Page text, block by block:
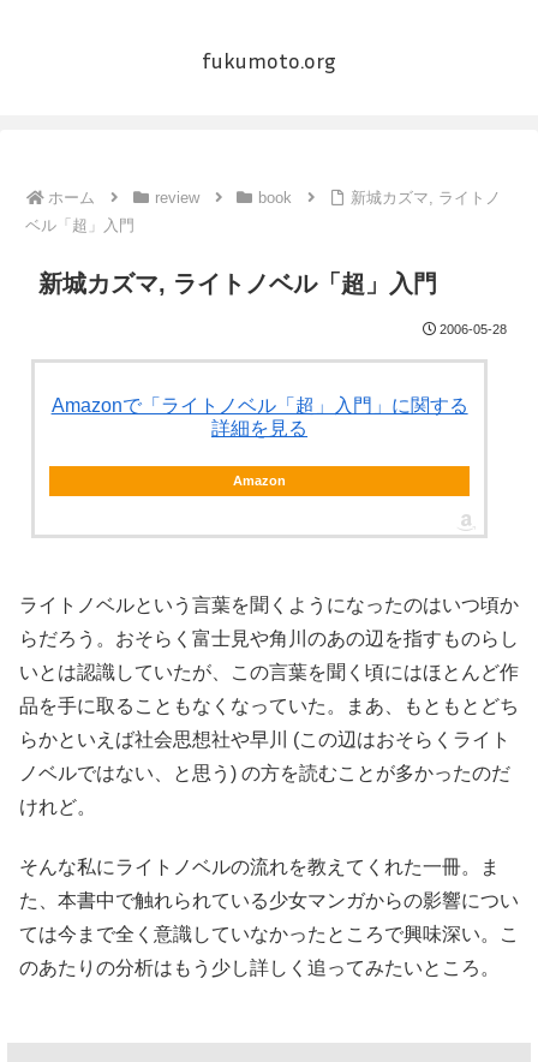
fukumoto.org
ホーム review book
新城カズマ, ライトノ
ベル「超」入門
新城カズマ, ライトノベル「超」入門
2006-05-28
Amazonで「ライトノベル「超」入門」に関する
詳細を見る
Amazon
ライトノベルという言葉を聞くようになったのはいつ頃か
らだろう。おそらく富士見や角川のあの辺を指すものらし
いとは認識していたが、この言葉を聞く頃にはほとんど作
品を手に取ることもなくなっていた。まあ、もともとどち
らかといえば社会思想社や早川 (この辺はおそらくライト
ノベルではない、と思う) の方を読むことが多かったのだ
けれど。
そんな私にライトノベルの流れを教えてくれた一冊。ま
た、本書中で触れられている少女マンガからの影響につい
ては今まで全く意識していなかったところで興味深い。こ
のあたりの分析はもう少し詳しく追ってみたいところ。